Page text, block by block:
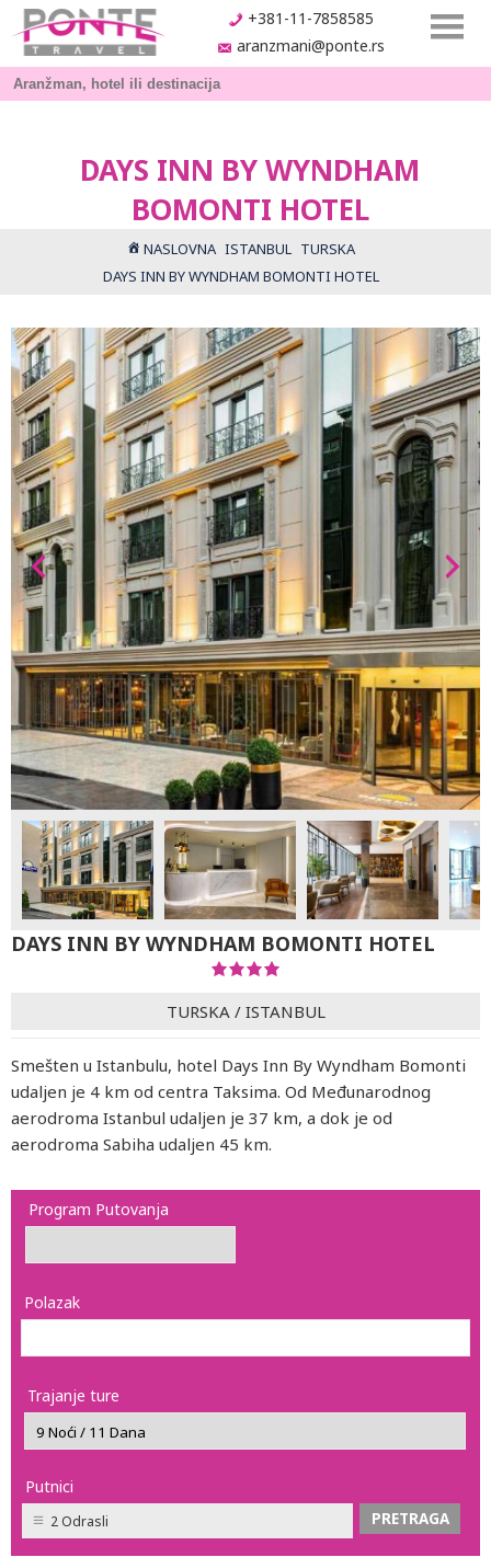
+381-11-7858585
aranzmani@ponte.rs
DAYS INN BY WYNDHAM
BOMONTI HOTEL
NASLOVNA ISTANBUL TURSKA
DAYS INN BY WYNDHAM BOMONTI HOTEL
DAYS INN BY WYNDHAM BOMONTI HOTEL
TURSKA / ISTANBUL
Smešten u Istanbulu, hotel Days Inn By Wyndham Bomonti
udaljen je 4 km od centra Taksima. Od Međunarodnog
aerodroma Istanbul udaljen je 37 km, a dok je od
aerodroma Sabiha udaljen 45 km.
Program Putovanja
Polazak
Trajanje ture
Putnici
2 Odrasli